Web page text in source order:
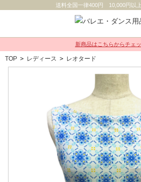
送料全国一律400円 10,000円以
新商品はこちらからチェ
TOP > レディース > レオタード